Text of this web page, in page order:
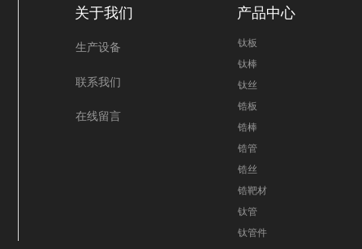
关于我们 产品中心
生产设备
联系我们
在线留言
钛板
钛棒
钛丝
锆板
锆棒
锆管
锆丝
锆靶材
钛管
钛管件